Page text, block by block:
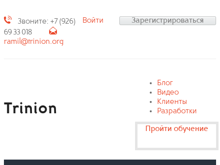
Звоните: +7 (926)
69 33 018
ramil@trinion.org
Войти Зарегистрироваться
Trinion
Блог
Видео
Клиенты
Разработки
Пройти обучение